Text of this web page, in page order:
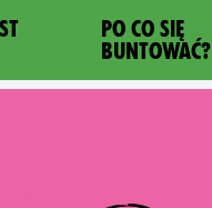
- Home
PO CO SIĘ
BUNTOWAĆ?